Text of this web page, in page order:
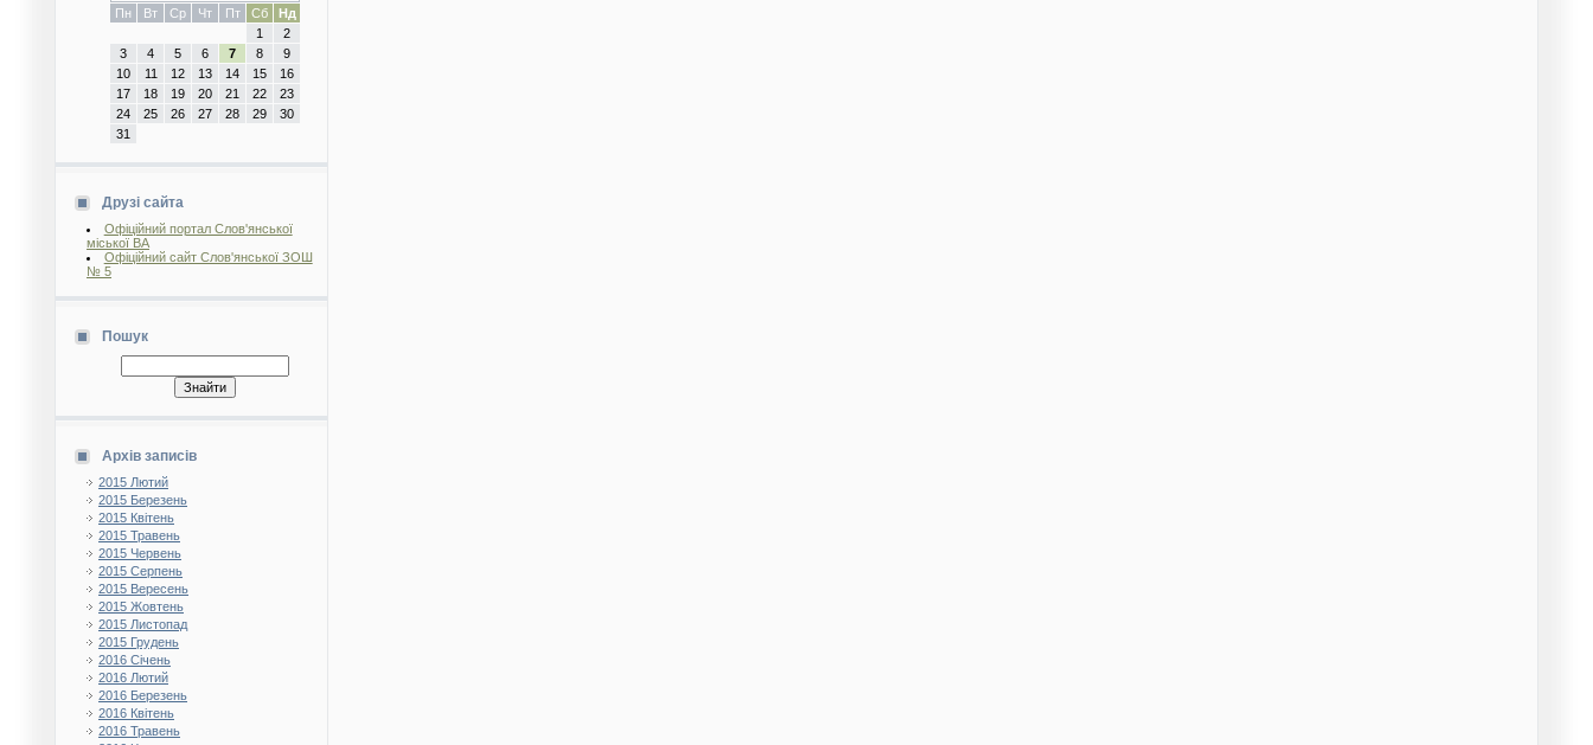
Пн
Вт Ср Чт Пт Сб
Нд
1
2
3
4 5 6 7 8
9
10
11 12 13 14 15
16
17
18 19 20 21 22
23
24
25 26 27 28 29
30
31
Друзі сайта
Офіційний портал Слов'янської
міської ВА
Офіційний сайт Слов'янської ЗОШ
№ 5
Пошук
Архів записів
2015 Лютий
2015 Березень
2015 Квітень
2015 Травень
2015 Червень
2015 Серпень
2015 Вересень
2015 Жовтень
2015 Листопад
2015 Грудень
2016 Січень
2016 Лютий
2016 Березень
2016 Квітень
2016 Травень